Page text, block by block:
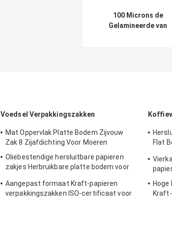
100 Microns de
Gelamineerde van
Voedsel Verpakkingszakken
Mat Oppervlak Platte Bodem Zijvouw
Zak 8 Zijafdichting Voor Moeren
Oliebestendige hersluitbare papieren
zakjes Herbruikbare platte bodem voor
Aangepast formaat Kraft-papieren
verpakkingszakken ISO-certificaat voor
Flat
Hoge